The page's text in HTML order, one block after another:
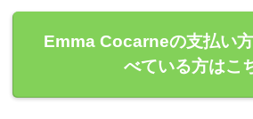
Emma Cocarneの支払い
べている方はこ